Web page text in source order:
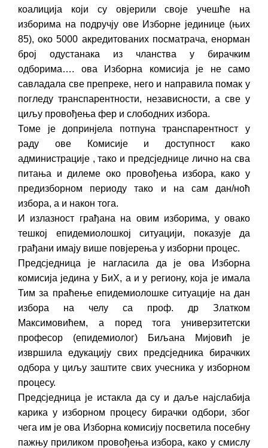
коалиција који су овјерили своје учешће на
изборима на подручју ове Изборне јединице (њих
85), око 5000 акредитованих посматрача, енорман
број одустанака из чланства у бирачким
одборима…. ова Изборна комисија је не само
савладала све препреке, него и направила помак у
погледу транспарентности, независности, а све у
циљу провођења фер и слободних избора.
Томе је допринјела потпуна транспарентност у
раду ове Комисије и доступност како
администрације , тако и предсједнице лично на сва
питања и дилеме око провођења избора, како у
предизборном периоду тако и на сам дан/ноћ
избора, а и након тога.
И излазност грађана на овим изборима, у овако
тешкој епидемиолошкој ситуацији, показује да
грађани имају више повјерења у изборни процес.
Предсједница је нагласила да је ова Изборна
комисија једина у БиХ, а и у региону, која је имала
Тим за праћење епидемиолошке ситуације на дан
избора на челу са проф. др Златком
Максимовићем, а поред тога универзитетски
професор (епидемиолог) Биљана Мијовић је
извршила едукацију свих предсједника бирачких
одбора у циљу заштите свих учесника у изборном
процесу.
Предсједница је истакла да су и даље најслабија
карика у изборном процесу бирачки одбори, због
чега им је ова Изборна комисију посветила посебну
пажњу приликом провођења избора, како у смислу